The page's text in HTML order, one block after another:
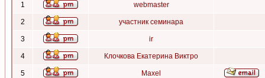
1 webmaster
2 участник семинара
3 ir
4 Клочкова Екатерина Виктро
5 Maxel